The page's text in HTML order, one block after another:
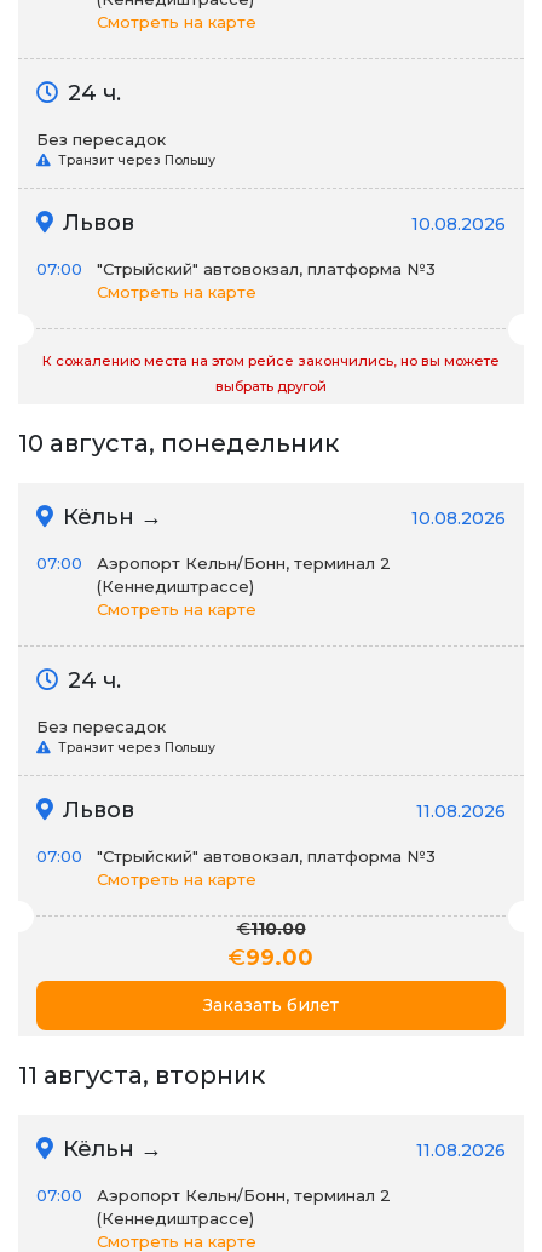
Смотреть на карте
24 ч.
Без пересадок
Транзит через Польшу
Львов 10.08.2026
07:00
"Стрыйский" автовокзал, платформа №3
Смотреть на карте
К сожалению места на этом рейсе закончились, но вы можете
выбрать другой
10 августа, понедельник
Кёльн → 10.08.2026
07:00
Аэропорт Кельн/Бонн, терминал 2
(Кеннедиштрассе)
Смотреть на карте
24 ч.
Без пересадок
Транзит через Польшу
Львов 11.08.2026
07:00
"Стрыйский" автовокзал, платформа №3
Смотреть на карте
€110.00
€99.00
Заказать билет
11 августа, вторник
Кёльн → 11.08.2026
07:00
Аэропорт Кельн/Бонн, терминал 2
(Кеннедиштрассе)
Смотреть на карте